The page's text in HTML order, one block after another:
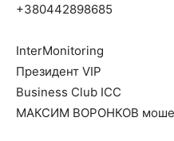
+380442898685
InterMonitoring
Президент VIP
Business Club ICC
МАКСИМ ВОРОНКОВ